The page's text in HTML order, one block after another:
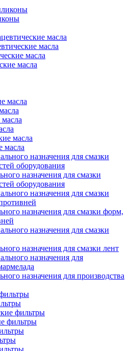
масла
масла
масла
назначения для смазки
оборудования
назначения для смазки форм,
назначения для смазки лент
назначения для производства
фильтры